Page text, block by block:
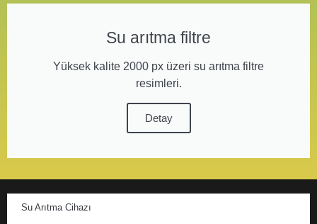
Su arıtma filtre
Yüksek kalite 2000 px üzeri su arıtma filtre
resimleri.
Detay
Su Arıtma Cihazı